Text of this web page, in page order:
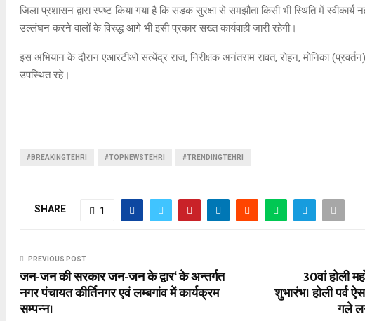
जिला प्रशासन द्वारा स्पष्ट किया गया है कि सड़क सुरक्षा से समझौता किसी भी स्थिति में स्वीकार्य
उल्लंघन करने वालों के विरुद्ध आगे भी इसी प्रकार सख्त कार्यवाही जारी रहेगी।
इस अभियान के दौरान एआरटीओ सत्येंद्र राज, निरीक्षक अनंतराम रावत, रोहन, मोनिका
उपस्थित रहे।
#BREAKINGTEHRI #TOPNEWSTEHRI #TRENDINGTEHRI
SHARE 1
PREVIOUS POST
जन-जन की सरकार जन-जन के द्वार‘ के अन्तर्गत
नगर पंचायत कीर्तिनगर एवं लम्बगांव में कार्यक्रम
सम्पन्न।
30वां होली
शुभारंभ। होली पर्व
गले